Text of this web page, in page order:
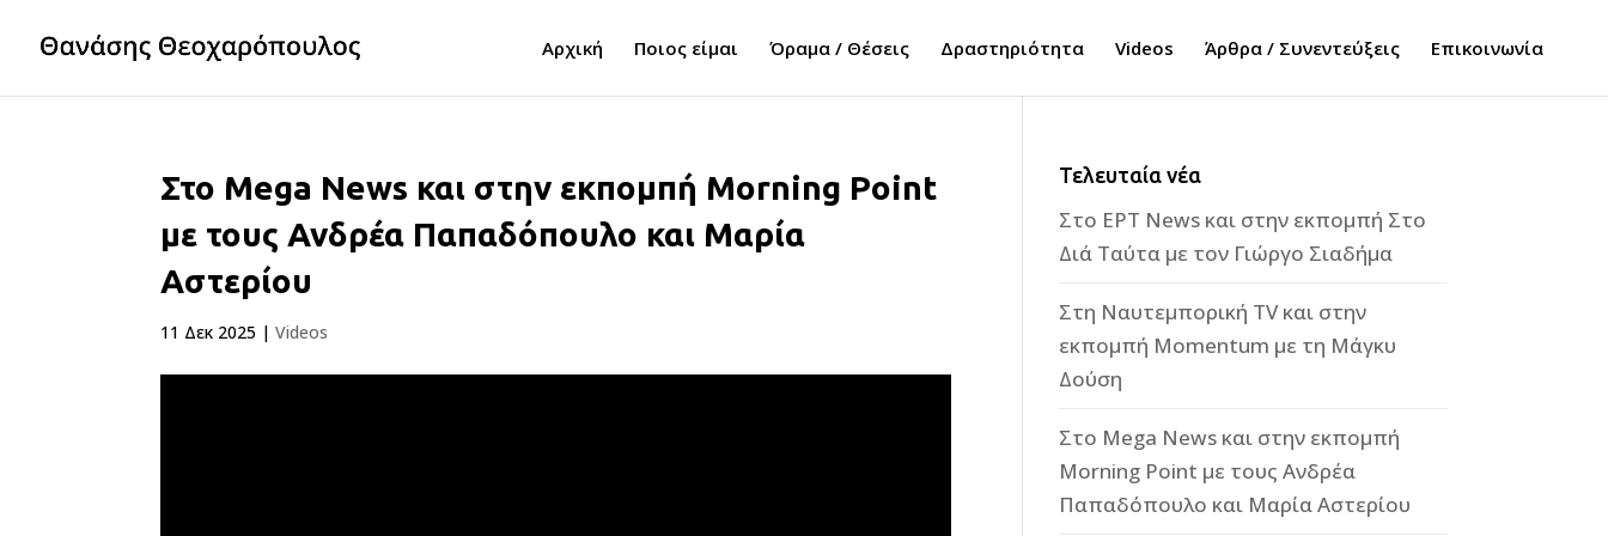
Αρχική Ποιος είμαι Όραμα / Θέσεις Δραστηριότητα Videos Άρθρα / Συνεντεύξεις Επικοινωνία
Στο Mega News και στην εκπομπή Morning Point
με τους Ανδρέα Παπαδόπουλο και Μαρία
Αστερίου
11 Δεκ 2025 |Videos
Τελευταία νέα
Στο ΕΡΤ News και στην εκπομπή Στο
Διά Ταύτα με τον Γιώργο Σιαδήμα
Στη Ναυτεμπορική TV και στην
εκπομπή Momentum με τη Μάγκυ
Δούση
Στο Mega News και στην εκπομπή
Morning Point με τους Ανδρέα
Παπαδόπουλο και Μαρία Αστερίου